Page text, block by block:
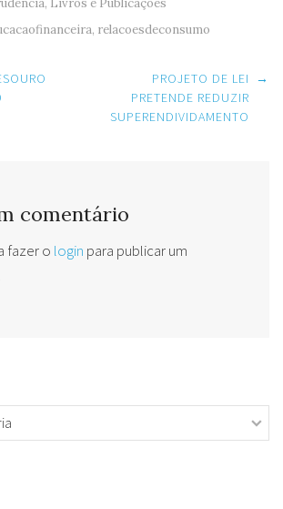
, Livros e Publicações
, relacoesdeconsumo
PROJETO DE LEI
PRETENDE REDUZIR
SUPERENDIVIDAMENTO
→
comentário
fazer o login para publicar um